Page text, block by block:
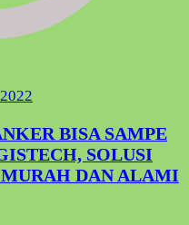
BISA SAMPE
SOLUSI
DAN ALAMI